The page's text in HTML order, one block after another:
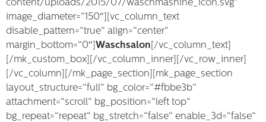
content/uploads/2015/07/waschmashine_icon.svg“
image_diameter=“150″][vc_column_text
disable_pattern=“true“ align=“center“
margin_bottom=“0″] Waschsalon [/vc_column_text]
[/mk_custom_box][/vc_column_inner][/vc_row_inner]
[/vc_column][/mk_page_section][mk_page_section
layout_structure=“full“ bg_color=“#fbbe3b“
attachment=“scroll“ bg_position=“left top“
bg_repeat=“repeat“ bg_stretch=“false“ enable_3d=“false“